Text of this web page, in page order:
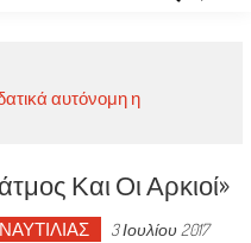
αυτόνομη η
Και Οι Αρκιοί»
3 Ιουλίου 2017